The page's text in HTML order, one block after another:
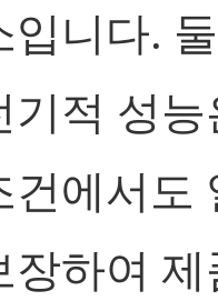
입니다.
기적 성
건에서도
장하여